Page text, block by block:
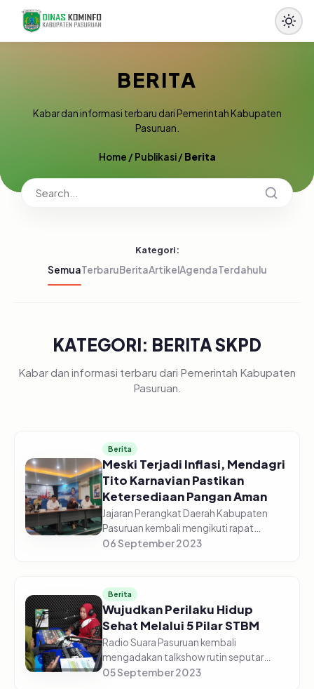
BERITA
Kabar dan informasi terbaru dari Pemerintah Kabupaten
Pasuruan.
Home /Publikasi/Berita
Kategori:
SemuaTerbaruBeritaArtikelAgendaTerdahulu
KATEGORI: BERITA SKPD
Kabar dan informasi terbaru dari Pemerintah Kabupaten
Pasuruan.
Berita
Meski Terjadi Inflasi, Mendagri
Tito Karnavian Pastikan
Ketersediaan Pangan Aman
Jajaran Perangkat Daerah Kabupaten
Pasuruan kembali mengikuti rapat
koordinasi pengendalian inflasi daerah
Dinas...
06 September 2023
Berita
Wujudkan Perilaku Hidup
Sehat Melalui 5 Pilar STBM
Radio Suara Pasuruan kembali
mengadakan talkshow rutin seputar
kesehatan, bekerja sama dengan Dinas
05 September 2023